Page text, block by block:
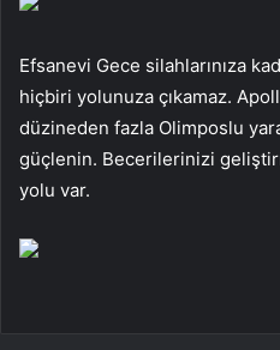
Efsanevi Gece silahlarınıza
hiçbiri yolunuza çıkamaz.
düzineden fazla Olimposlu
güçlenin. Becerilerinizi
yolu var.